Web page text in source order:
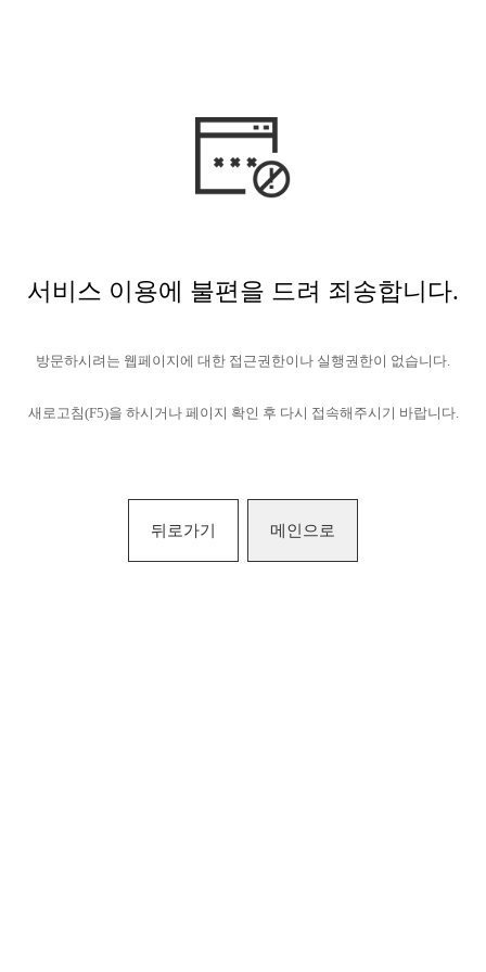
서비스 이용에 불편을 드려 죄송합니다.
방문하시려는 웹페이지에 대한 접근권한이나 실행권한이 없습니다.
새로고침(F5)을 하시거나 페이지 확인 후 다시 접속해주시기 바랍니다.
뒤로가기 메인으로